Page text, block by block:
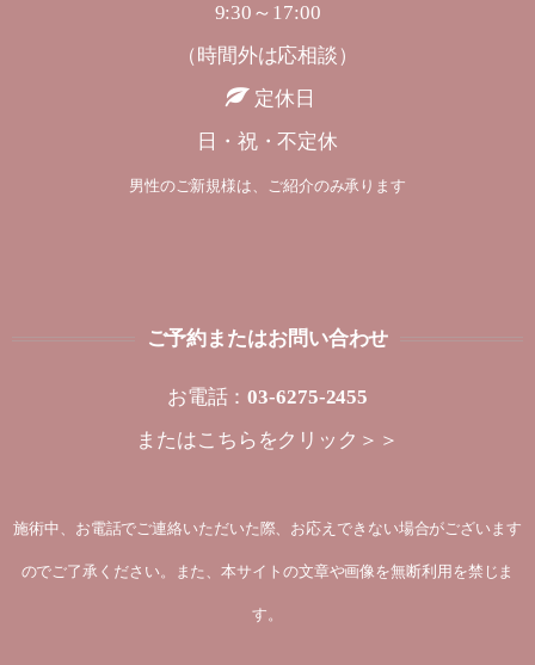
9:30～17:00
（時間外は応相談）
定休日
日・祝・不定休
男性のご新規様は、ご紹介のみ承ります
ご予約またはお問い合わせ
お電話：03-6275-2455
またはこちらをクリック＞＞
施術中、お電話でご連絡いただいた際、お応えできない場合がございます
のでご了承ください。また、本サイトの文章や画像を無断利用を禁じま
す。